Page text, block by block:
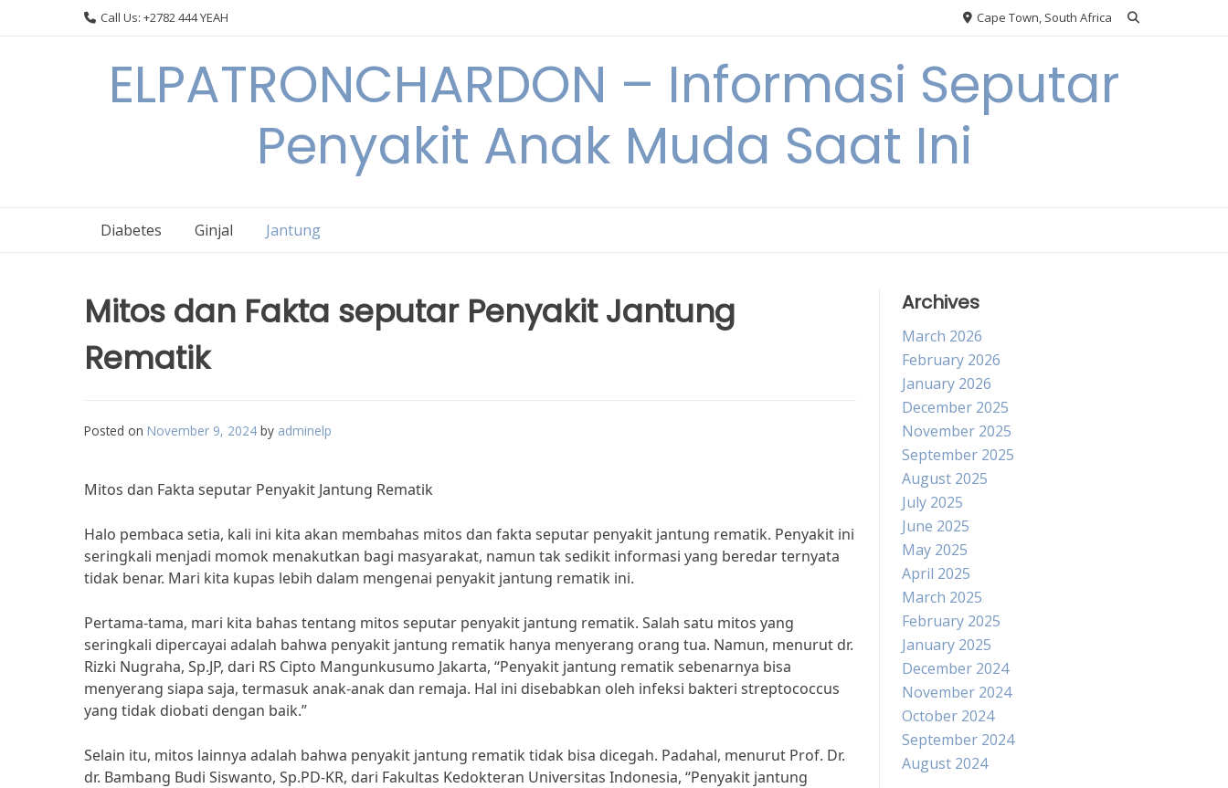
Call Us: +2782 444 YEAH Cape Town, South Africa
ELPATRONCHARDON – Informasi Seputar
Penyakit Anak Muda Saat Ini
Diabetes Ginjal Jantung
Mitos dan Fakta seputar Penyakit Jantung
Rematik
Posted on November 9, 2024 by adminelp
Mitos dan Fakta seputar Penyakit Jantung Rematik
Halo pembaca setia, kali ini kita akan membahas mitos dan fakta seputar penyakit jantung rematik. Penyakit ini
seringkali menjadi momok menakutkan bagi masyarakat, namun tak sedikit informasi yang beredar ternyata
tidak benar. Mari kita kupas lebih dalam mengenai penyakit jantung rematik ini.
Pertama-tama, mari kita bahas tentang mitos seputar penyakit jantung rematik. Salah satu mitos yang
seringkali dipercayai adalah bahwa penyakit jantung rematik hanya menyerang orang tua. Namun, menurut dr.
Rizki Nugraha, Sp.JP, dari RS Cipto Mangunkusumo Jakarta, “Penyakit jantung rematik sebenarnya bisa
menyerang siapa saja, termasuk anak-anak dan remaja. Hal ini disebabkan oleh infeksi bakteri streptococcus
yang tidak diobati dengan baik.”
Selain itu, mitos lainnya adalah bahwa penyakit jantung rematik tidak bisa dicegah. Padahal, menurut Prof. Dr.
dr. Bambang Budi Siswanto, Sp.PD-KR, dari Fakultas Kedokteran Universitas Indonesia, “Penyakit jantung
Archives
March 2026
February 2026
January 2026
December 2025
November 2025
September 2025
August 2025
July 2025
June 2025
May 2025
April 2025
March 2025
February 2025
January 2025
December 2024
November 2024
October 2024
September 2024
August 2024